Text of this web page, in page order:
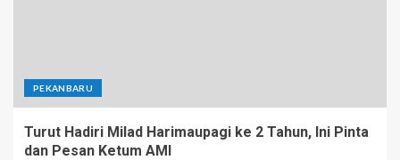
PEKANBARU
Turut Hadiri Milad Harimaupagi ke 2 Tahun, Ini Pinta
dan Pesan Ketum AMI